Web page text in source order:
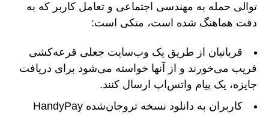
توالی حمله به مهندسی اجتماعی و تعامل کاربر که به
دقت هماهنگ شده است، متکی است:
قربانیان از طریق یک وب‌سایت جعلی قرعه‌کشی
فریب می‌خورند و از آنها خواسته می‌شود برای دریافت
جایزه، یک پیام واتس‌اپ ارسال کنند.
کاربران به دانلود نسخه تروجان‌شده HandyPay